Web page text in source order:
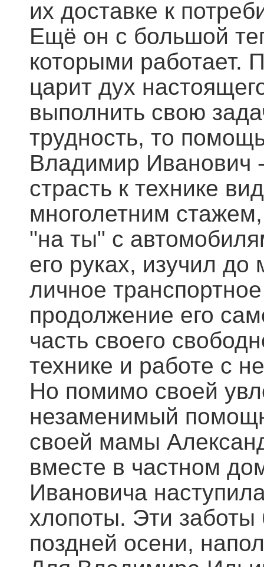
их доставке к
Ещё он с большой
которыми работает.
царит дух
выполнить свою
трудность, то
Владимир Иванович
страсть к технике
многолетним
"на ты" с
его руках, изучил
личное
продолжение его
часть своего
технике и работе с
Но помимо своей
незаменимый
своей мамы
вместе в частном
Ивановича
хлопоты. Эти заботы
поздней осени,